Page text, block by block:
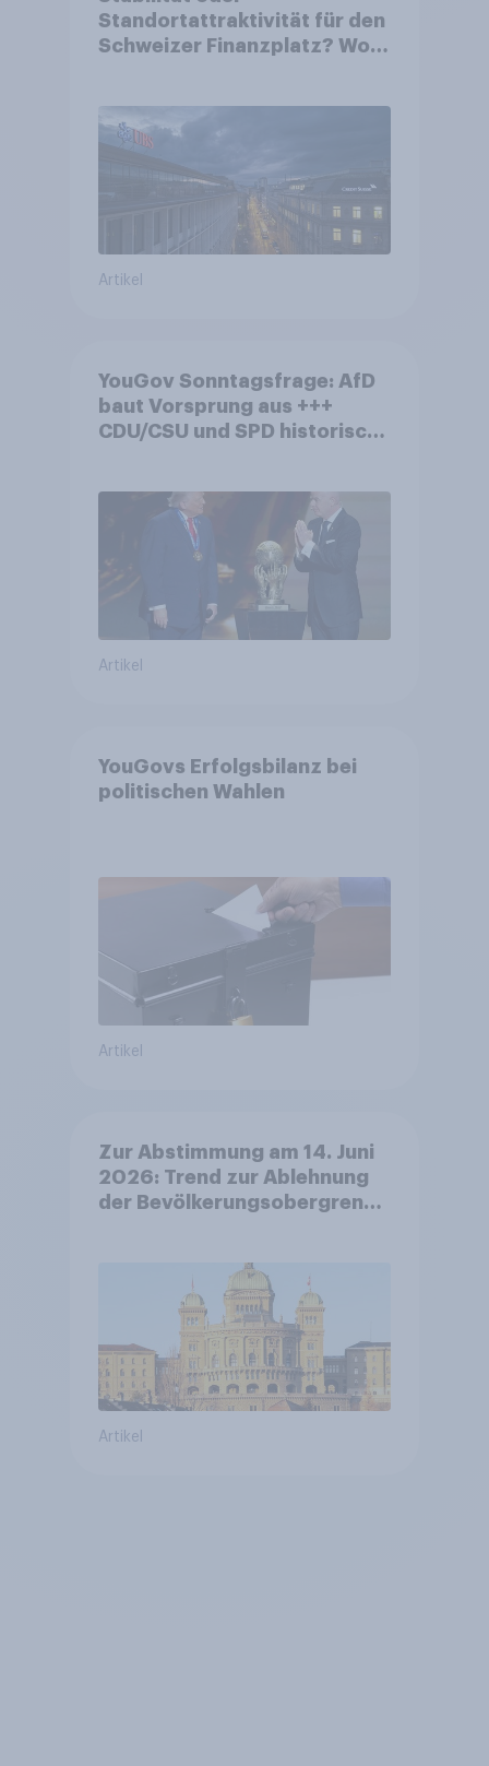
Standortattraktivität für den
Schweizer Finanzplatz? Wo
von Grossbanken steht
Artikel
YouGov Sonntagsfrage: AfD
baut Vorsprung aus +++
CDU/CSU und SPD historisch
Fußball-WM ohne Politik
Artikel
YouGovs Erfolgsbilanz bei
politischen Wahlen
Artikel
Zur Abstimmung am 14. Juni
2026: Trend zur Ablehnung
der Bevölkerungsobergrenze
Zivildienstgesetz sinken
Artikel